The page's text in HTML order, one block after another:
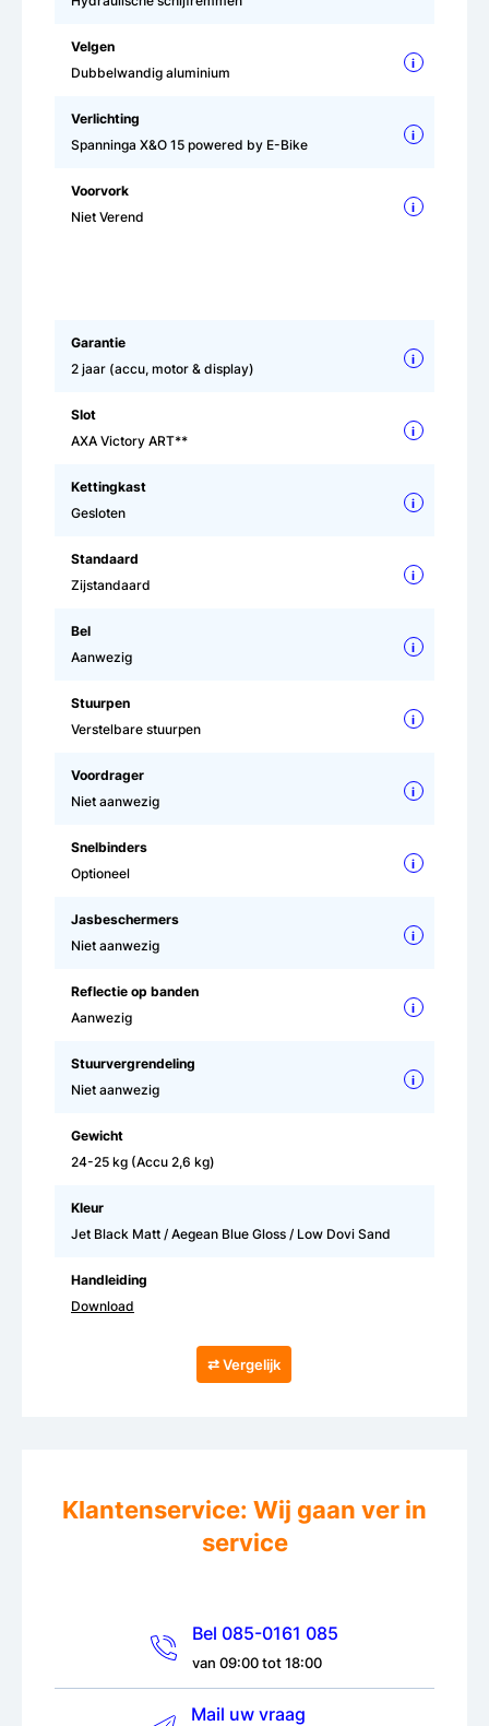
Velgen
Dubbelwandig aluminium
i
Verlichting
Spanninga X&O 15 powered by E-Bike
i
Voorvork
Niet Verend
i
Garantie
2 jaar (accu, motor & display)
i
Slot
AXA Victory ART**
i
Kettingkast
Gesloten
i
Standaard
Zijstandaard
i
Bel
Aanwezig
i
Stuurpen
Verstelbare stuurpen
i
Voordrager
Niet aanwezig
i
Snelbinders
Optioneel
i
Jasbeschermers
Niet aanwezig
i
Reflectie op banden
Aanwezig
i
Stuurvergrendeling
Niet aanwezig
i
Gewicht
24-25 kg (Accu 2,6 kg)
Kleur
Jet Black Matt / Aegean Blue Gloss / Low Dovi Sand
Handleiding
Download
⇄ Vergelijk
Klantenservice: Wij gaan ver in
service
Bel 085-0161 085
van 09:00 tot 18:00
Mail uw vraag